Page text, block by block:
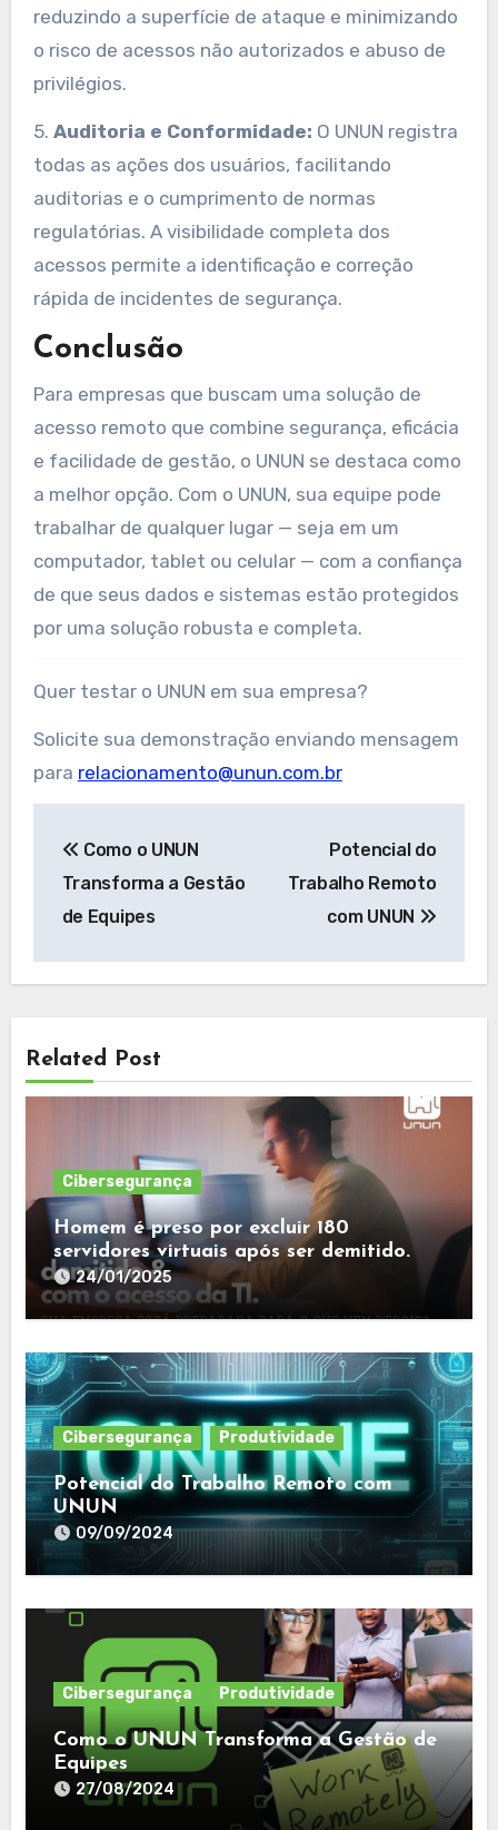
reduzindo a superfície de ataque e minimizando
o risco de acessos não autorizados e abuso de
privilégios.
5. Auditoria e Conformidade: O UNUN registra
todas as ações dos usuários, facilitando
auditorias e o cumprimento de normas
regulatórias. A visibilidade completa dos
acessos permite a identificação e correção
rápida de incidentes de segurança.
Conclusão
Para empresas que buscam uma solução de
acesso remoto que combine segurança, eficácia
e facilidade de gestão, o UNUN se destaca como
a melhor opção. Com o UNUN, sua equipe pode
trabalhar de qualquer lugar — seja em um
computador, tablet ou celular — com a confiança
de que seus dados e sistemas estão protegidos
por uma solução robusta e completa.
Quer testar o UNUN em sua empresa?
Solicite sua demonstração enviando mensagem
para relacionamento@unun.com.br
de
Post
Como o UNUN
Transforma a Gestão
de Equipes
Potencial do
Trabalho Remoto
com UNUN
Related Post
Cibersegurança
Homem é preso por excluir 180
servidores virtuais após ser demitido.
24/01/2025
Cibersegurança Produtividade
Potencial do Trabalho Remoto com
UNUN
09/09/2024
Cibersegurança Produtividade
Como o UNUN Transforma a Gestão de
Equipes
27/08/2024